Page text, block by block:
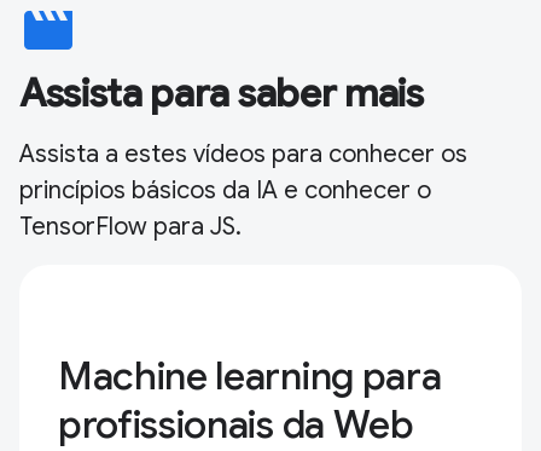
movie
Assista para saber mais
Assista a estes vídeos para conhecer os
princípios básicos da IA e conhecer o
TensorFlow para JS.
Machine learning para
profissionais da Web